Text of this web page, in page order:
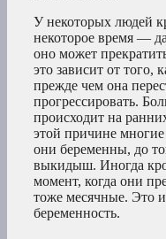
У некоторых людей
некоторое время —
оно может
это зависит от того,
прежде чем она
прогрессировать.
происходит на
этой причине
они беременны, до
выкидыш. Иногда
момент, когда они
тоже месячные. Это
беременность.